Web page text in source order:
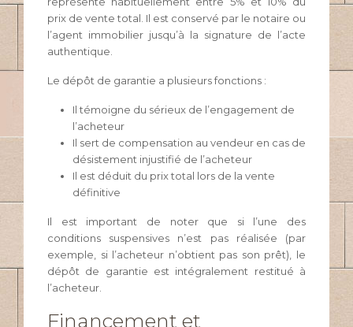
prix de vente total. Il est conservé par le notaire ou
l’agent immobilier jusqu’à la signature de l’acte
authentique.
Le dépôt de garantie a plusieurs fonctions :
Il témoigne du sérieux de l’engagement de
l’acheteur
Il sert de compensation au vendeur en cas de
désistement injustifié de l’acheteur
Il est déduit du prix total lors de la vente
définitive
Il est important de noter que si l’une des
conditions suspensives n’est pas réalisée (par
exemple, si l’acheteur n’obtient pas son prêt), le
dépôt de garantie est intégralement restitué à
l’acheteur.
Financement et